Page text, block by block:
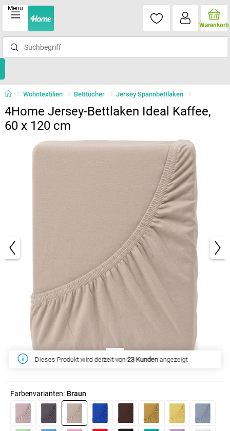
Menu
Warenkorb
Wohntextilien Betttücher Jersey Spannbettlaken
4Home Jersey-Bettlaken Ideal Kaffee,
60 x 120 cm
Diese Woche haben313 Kundengekauft
Farbenvarianten: Braun